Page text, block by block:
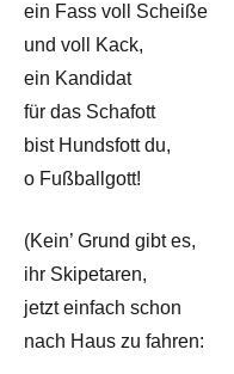
ein Fass voll Scheiße
und voll Kack,
ein Kandidat
für das Schafott
bist Hundsfott du,
o Fußballgott!
(Kein’ Grund gibt es,
ihr Skipetaren,
jetzt einfach schon
nach Haus zu fahren: